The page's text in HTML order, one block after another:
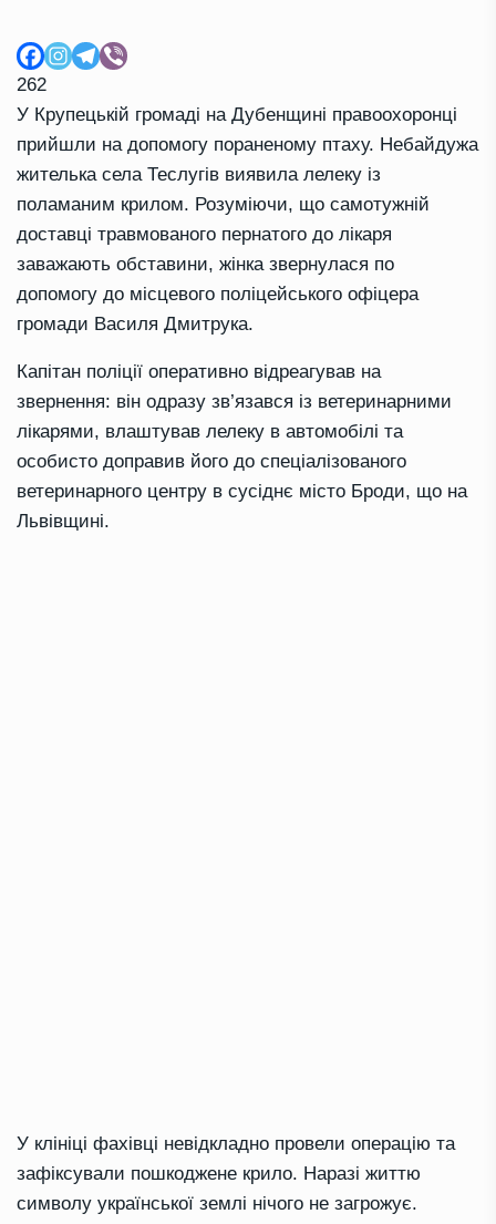
262
У Крупецькій громаді на Дубенщині правоохоронці
прийшли на допомогу пораненому птаху. Небайдужа
жителька села Теслугів виявила лелеку із
поламаним крилом. Розуміючи, що самотужній
доставці травмованого пернатого до лікаря
заважають обставини, жінка звернулася по
допомогу до місцевого поліцейського офіцера
громади Василя Дмитрука.
Капітан поліції оперативно відреагував на
звернення: він одразу зв’язався із ветеринарними
лікарями, влаштував лелеку в автомобілі та
особисто доправив його до спеціалізованого
ветеринарного центру в сусіднє місто Броди, що на
Львівщині.
У клініці фахівці невідкладно провели операцію та
зафіксували пошкоджене крило. Наразі життю
символу української землі нічого не загрожує.